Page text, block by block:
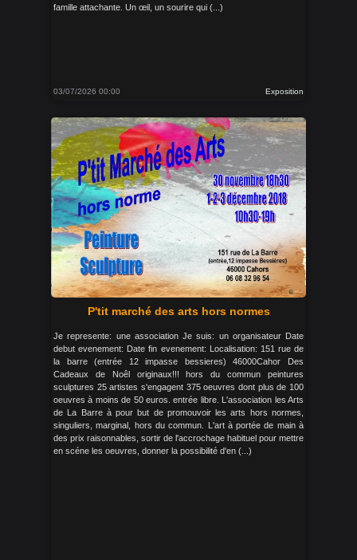
famille attachante. Un œil, un sourire qui (...)
03/07/2026 00:00 Exposition
P'tit marché des arts hors normes
Je represente: une association Je suis: un organisateur Date
debut evenement: Date fin evenement: Localisation: 151 rue de
la barre (entrée 12 impasse bessieres) 46000Cahor Des
Cadeaux de Noêl originaux!!! hors du commun peintures
sculptures 25 artistes s'engagent 375 oeuvres dont plus de 100
oeuvres à moins de 50 euros. entrée libre. L'association les Arts
de La Barre à pour but de promouvoir les arts hors normes,
singuliers, marginal, hors du commun. L'art à portée de main à
des prix raisonnables, sortir de l'accrochage habituel pour mettre
en scéne les oeuvres, donner la possibilité d'en (...)